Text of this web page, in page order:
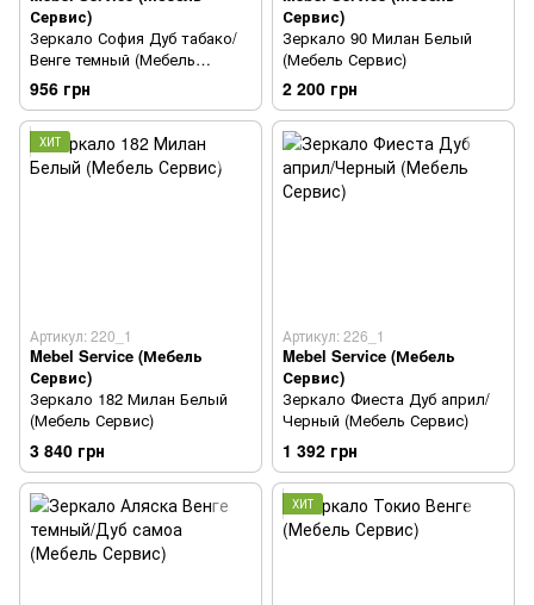
Сервис)
Зеркало София Дуб табако/
Венге темный (Мебель
Сервис)
956 грн
Сервис)
Зеркало 90 Милан Белый
(Мебель Сервис)
2 200 грн
ХИТ
Артикул: 220_1
Mebel Service (Мебель
Сервис)
Зеркало 182 Милан Белый
(Мебель Сервис)
3 840 грн
Артикул: 226_1
Mebel Service (Мебель
Сервис)
Зеркало Фиеста Дуб април/
Черный (Мебель Сервис)
1 392 грн
ХИТ